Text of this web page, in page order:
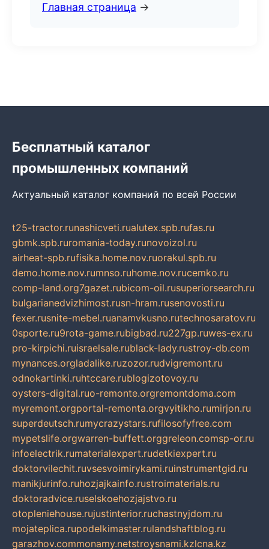
Главная страница →
Бесплатный каталог
промышленных компаний
Актуальный каталог компаний по всей России
t25-tractor.runashicveti.rualutex.spb.rufas.ru
gbmk.spb.ruromania-today.runovoizol.ru
airheat-spb.rufisika.home.nov.ruorakul.spb.ru
demo.home.nov.rumnso.ruhome.nov.rucemko.ru
comp-land.org7gazet.rubicom-oil.rusuperiorsearch.ru
bulgarianedvizhimost.rusn-hram.rusenovosti.ru
fexer.rusnite-mebel.ruanamvkusno.rutechnosaratov.ru
0sporte.ru9rota-game.rubigbad.ru227gp.ruwes-ex.ru
pro-kirpichi.ruisraelsale.rublack-lady.rustroy-db.com
mynances.orgladalike.ruzozor.rudvigremont.ru
odnokartinki.ruhtccare.rublogizotovoy.ru
oysters-digital.ruo-remonte.orgremontdoma.com
myremont.orgportal-remonta.orgvyitikho.rumirjon.ru
superdeutsch.rumycrazystars.rufilosofyfree.com
mypetslife.orgwarren-buffett.orggreleon.comsp-or.ru
infoelectrik.rumaterialexpert.rudetkiexpert.ru
doktorvilechit.ruvsesvoimirykami.ruinstrumentgid.ru
manikjurinfo.ruhozjajkainfo.rustroimaterials.ru
doktoradvice.ruselskoehozjajstvo.ru
otopleniehouse.rujustinterior.ruchastnyjdom.ru
mojateplica.rupodelkimaster.rulandshaftblog.ru
garazhov.commonamy.netstroysnami.kzlcna.kz